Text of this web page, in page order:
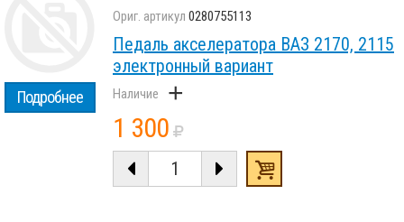
Подробнее
0280755113
Педаль акселератора ВАЗ 2170, 2115
электронный вариант
+
1 300